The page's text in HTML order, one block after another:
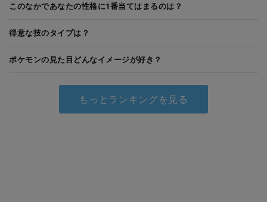
このなかであなたの性格に1番当てはまるのは？
得意な技のタイプは？
ポケモンの見た目どんなイメージが好き？
もっとランキングを見る